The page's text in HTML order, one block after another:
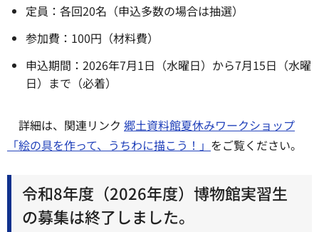
定員：各回20名（申込多数の場合は抽選）
参加費：100円（材料費）
申込期間：2026年7月1日（水曜日）から7月15日（水曜
日）まで（必着）
詳細は、関連リンク 郷土資料館夏休みワークショップ
「絵の具を作って、うちわに描こう！」 をご覧ください。
令和8年度（2026年度）博物館実習生
の募集は終了しました。